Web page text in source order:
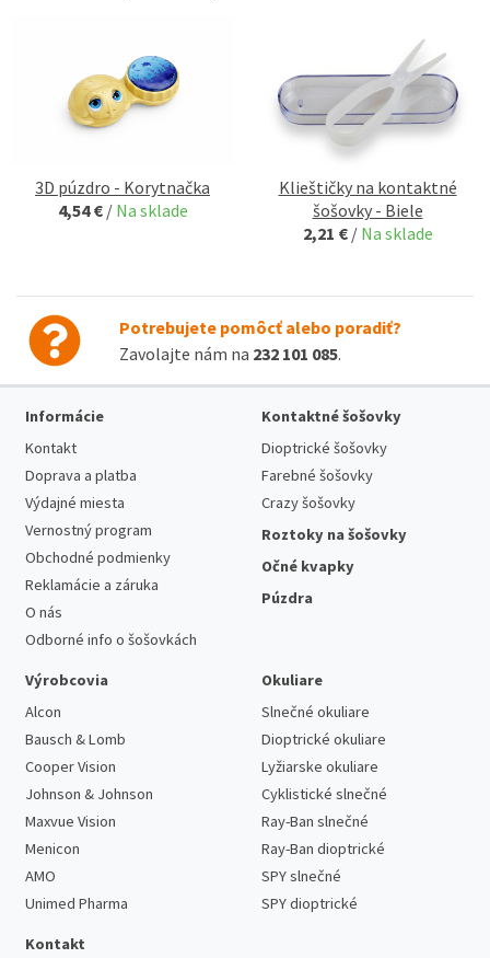
3D púzdro - Korytnačka
4,54 € / Na sklade
Klieštičky na kontaktné
šošovky - Biele
2,21 € / Na sklade
Potrebujete pomôcť alebo poradiť?
Zavolajte nám na 232 101 085.
Informácie
Kontakt
Doprava a platba
Výdajné miesta
Vernostný program
Obchodné podmienky
Reklamácie a záruka
O nás
Odborné info o šošovkách
Kontaktné šošovky
Dioptrické šošovky
Farebné šošovky
Crazy šošovky
Roztoky na šošovky
Očné kvapky
Púzdra
Výrobcovia
Alcon
Bausch & Lomb
Cooper Vision
Johnson & Johnson
Maxvue Vision
Menicon
AMO
Unimed Pharma
Okuliare
Slnečné okuliare
Dioptrické okuliare
Lyžiarske okuliare
Cyklistické slnečné
Ray-Ban slnečné
Ray-Ban dioptrické
SPY slnečné
SPY dioptrické
Kontakt